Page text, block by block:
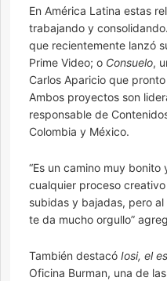
En América Latina estas
trabajando y
que recientemente lanzó
Prime Video; o Consuelo,
Carlos Aparicio que
Ambos proyectos son
responsable de
Colombia y México.
“Es un camino muy
cualquier proceso
subidas y bajadas, pero
te da mucho orgullo”
También destacó Iosi, el
Oficina Burman, una de